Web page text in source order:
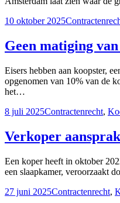
10 oktober 2025
Geen matiging
Eisers hebben aan koopster,
opgenomen van 10% van de
het…
8 juli 2025Contractenrecht,
Verkoper
Een koper heeft in oktober
een slaapkamer, veroorzaakt
27 juni 2025Contractenrecht,